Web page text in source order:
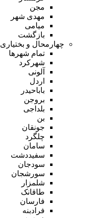
مجن
مهدی شهر
میامی
بازگشت
چهارمحال و بختیاری
تمام شهر‌ها
شهرکرد
آلونی
اردل
باباحیدر
بروجن
بلداجی
بن
جونقان
چلگرد
سامان
سفیددشت
سودجان
سورشجان
شلمزار
طاقانک
فارسان
فرادبنه